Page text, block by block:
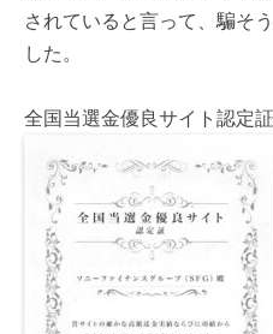
されていると言って、騙そ
した。
全国当選金優良サイト認定証